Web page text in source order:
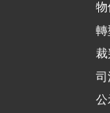
物
轉
裁
司
公